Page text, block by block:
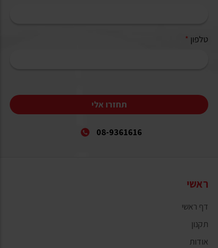
טלפון *
תחזרו אלי
08-9361616
ראשי
דף ראשי
תקנון
אודות